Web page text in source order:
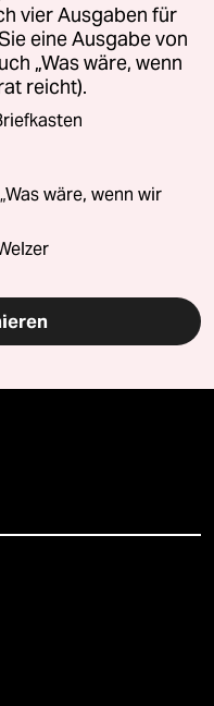
vier Ausgaben für
eine Ausgabe von
„Was wäre, wenn
reicht).
wäre, wenn wir